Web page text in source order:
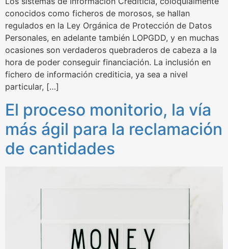
conocidos como ficheros de morosos, se hallan
regulados en la Ley Orgánica de Protección de Datos
Personales, en adelante también LOPGDD, y en muchas
ocasiones son verdaderos quebraderos de cabeza a la
hora de poder conseguir financiación. La inclusión en
fichero de información crediticia, ya sea a nivel
particular, […]
El proceso monitorio, la vía
más ágil para la reclamación
de cantidades